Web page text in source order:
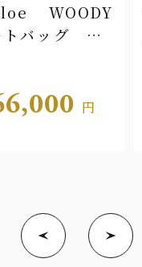
WOODY
トバッグ CH
円